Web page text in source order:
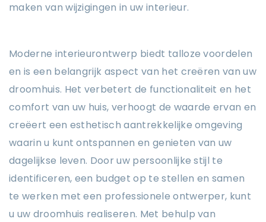
maken van wijzigingen in uw interieur.
Moderne interieurontwerp biedt talloze voordelen
en is een belangrijk aspect van het creëren van uw
droomhuis. Het verbetert de functionaliteit en het
comfort van uw huis, verhoogt de waarde ervan en
creëert een esthetisch aantrekkelijke omgeving
waarin u kunt ontspannen en genieten van uw
dagelijkse leven. Door uw persoonlijke stijl te
identificeren, een budget op te stellen en samen
te werken met een professionele ontwerper, kunt
u uw droomhuis realiseren. Met behulp van